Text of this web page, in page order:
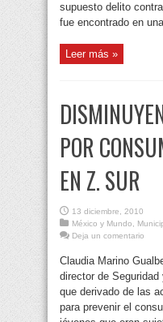
supuesto delito
fue encontrado en
Leer más »
POR
EN Z. SUR
13 diciembre, 2010
México y Mundo,
Deja un comentario
Claudia Marino
director de
que derivado de las
para prevenir el